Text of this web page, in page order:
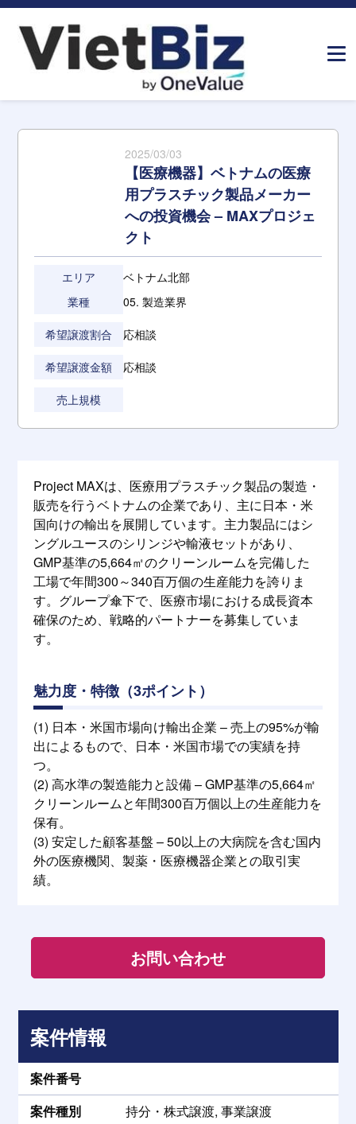
ホーム» M&A案件» 【医療機器】ベトナムの医療用プラスチッ
ク製品メーカーへの投資機会 – MAXプロジェクト
2025/03/03
【医療機器】ベトナムの医療
用プラスチック製品メーカー
への投資機会 – MAXプロジェ
クト
エリア
ベトナム北部
業種
05. 製造業界
希望譲渡割合 応相談
希望譲渡金額 応相談
売上規模
Project MAXは、医療用プラスチック製品の製造・
販売を行うベトナムの企業であり、主に日本・米
国向けの輸出を展開しています。主力製品にはシ
ングルユースのシリンジや輸液セットがあり、
GMP基準の5,664㎡のクリーンルームを完備した
工場で年間300～340百万個の生産能力を誇りま
す。グループ傘下で、医療市場における成長資本
確保のため、戦略的パートナーを募集していま
す。
魅力度・特徴（3ポイント）
(1) 日本・米国市場向け輸出企業 – 売上の95%が輸
出によるもので、日本・米国市場での実績を持
つ。
(2) 高水準の製造能力と設備 – GMP基準の5,664㎡
クリーンルームと年間300百万個以上の生産能力を
保有。
(3) 安定した顧客基盤 – 50以上の大病院を含む国内
外の医療機関、製薬・医療機器企業との取引実
績。
お問い合わせ
案件情報
案件番号
案件種別
持分・株式譲渡, 事業譲渡